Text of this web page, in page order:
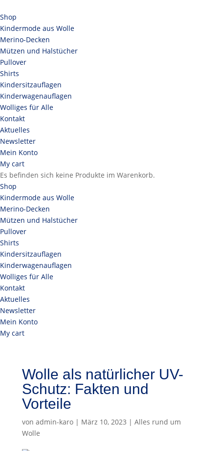
Shop
Kindermode aus Wolle
Merino-Decken
Mützen und Halstücher
Pullover
Shirts
Kindersitzauflagen
Kinderwagenauflagen
Wolliges für Alle
Kontakt
Aktuelles
Newsletter
Mein Konto
My cart
Es befinden sich keine Produkte im Warenkorb.
Shop
Kindermode aus Wolle
Merino-Decken
Mützen und Halstücher
Pullover
Shirts
Kindersitzauflagen
Kinderwagenauflagen
Wolliges für Alle
Kontakt
Aktuelles
Newsletter
Mein Konto
My cart
Wolle als natürlicher UV-
Schutz: Fakten und
Vorteile
von admin-karo| März 10, 2023 | Alles rund um
Wolle